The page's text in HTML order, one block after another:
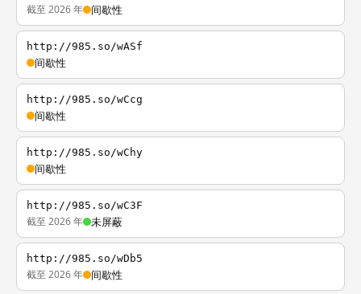
截至 2026 年 间歇性
http://985.so/wASf
间歇性
http://985.so/wCcg
间歇性
http://985.so/wChy
间歇性
http://985.so/wC3F
截至 2026 年 未屏蔽
http://985.so/wDb5
截至 2026 年 间歇性